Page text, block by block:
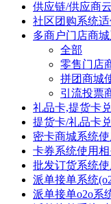
供应链/供应商
社区团购系统
多商户门店商
全部
零售门店
拼团商城
引流投票
礼品卡,提货卡
提货卡/礼品卡
密卡商城系统
卡券系统使用相
批发订货系统
派单接单系统
派单接单o2o系